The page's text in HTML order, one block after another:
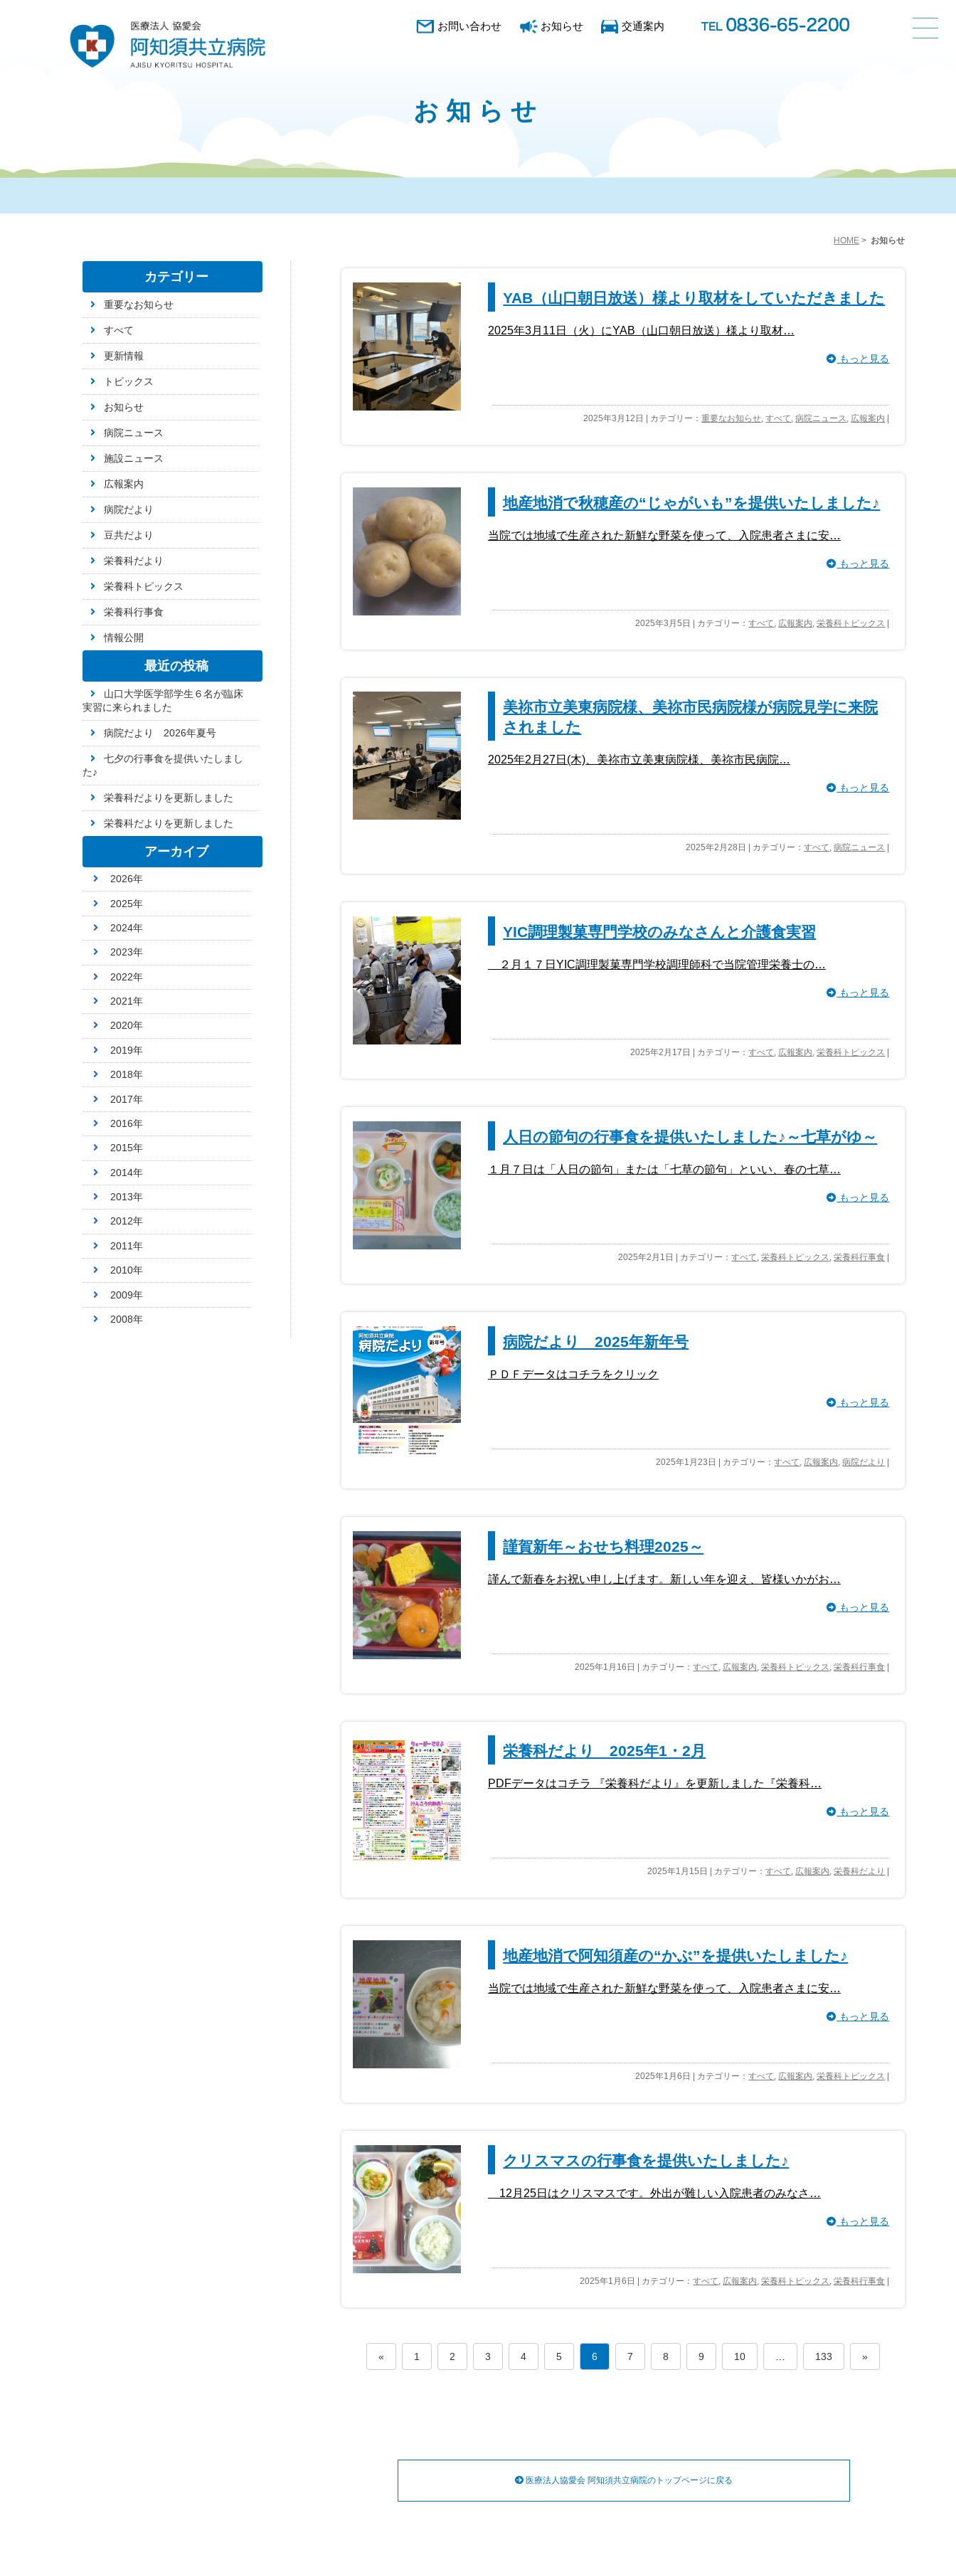
交通案内
お知らせ
お問い合わせ
お知らせ
HOME > お知らせ
YAB（山口朝日放送）様より取材をしていただきました
2025年3月11日（火）にYAB（山口朝日放送）様より取材…
もっと見る
2025年3月12日 | カテゴリー：重要なお知らせ,すべて,病院ニュース, 広報案内 |
地産地消で秋穂産の“じゃがいも”を提供いたしました♪
当院では地域で生産された新鮮な野菜を使って、入院患者さまに安…
もっと見る
2025年3月5日 | カテゴリー：すべて 広報案内 ,栄養科トピックス |
美祢市立美東病院様、美祢市民病院様が病院見学に来院
されました
2025年2月27日(木)、美祢市立美東病院様、美祢市民病院…
もっと見る
2025年2月28日 | カテゴリー：すべて,病院ニュース
YIC調理製菓専門学校のみなさんと介護食実習
２月１７日YIC調理製菓専門学校調理師科で当院管理栄養士の…
もっと見る
2025年2月17日 | カテゴリー：すべて, 広報案内,栄養科トピックス
人日の節句の行事食を提供いたしました♪～七草がゆ～
１月７日は「人日の節句」または「七草の節句」といい、春の七草…
もっと見る
2025年2月1日 | カテゴリー：すべて,栄養科トピックス,栄養科行事食
病院だより 2025年新年号
ＰＤＦデータはコチラをクリック
もっと見る
2025年1月23日 | カテゴリー：すべて, 広報案内,病院だより |
謹賀新年～おせち料理2025～
謹んで新春をお祝い申し上げます。新しい年を迎え、皆様いかがお…
もっと見る
2025年1月16日 | カテゴリー：すべて 広報案内 ,栄養科トピックス ,栄養科行事食 |
栄養科だより 2025年1・2月
PDFデータはコチラ 『栄養科だより』を更新しました『栄養科…
もっと見る
2025年1月15日 | カテゴリー：すべて, 広報案内,栄養科だより
地産地消で阿知須産の“かぶ”を提供いたしました♪
当院では地域で生産された新鮮な野菜を使って、入院患者さまに安…
もっと見る
2025年1月6日 | カテゴリー：すべて, 広報案内,栄養科トピックス
クリスマスの行事食を提供いたしました♪
12月25日はクリスマスです。外出が難しい入院患者のみなさ…
もっと見る
2025年1月6日 | カテゴリー：すべて, 広報案内,栄養科トピックス,栄養科行事食
« 1 2 3 4 5 6 7 8 9 10 133 »
医療法人協愛会 阿知須共立病院のトップページに戻る
カテゴリー
重要なお知らせ
すべて
更新情報
トピックス
お知らせ
病院ニュース
施設ニュース
広報案内
病院だより
豆共だより
栄養科だより
栄養科トピックス
栄養科行事食
情報公開
最近の投稿
山口大学医学部学生６名が臨床
実習に来られました
病院だより 2026年夏号
七夕の行事食を提供いたしまし
た♪
栄養科だよりを更新しました
栄養科だよりを更新しました
アーカイブ
2026年
2025年
2024年
2023年
2022年
2021年
2020年
2019年
2018年
2017年
2016年
2015年
2014年
2013年
2012年
2011年
2010年
2009年
2008年